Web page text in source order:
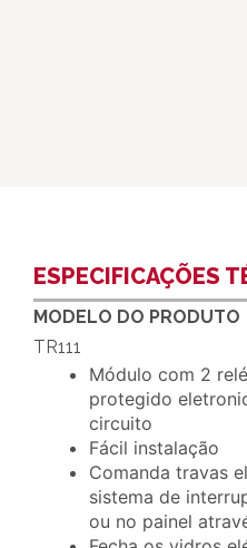
ESPECIFICAÇÕES
MODELO DO PRODUTO
TR111
Módulo com 2
protegido
circuito
Fácil instalação
Comanda travas
sistema de
ou no painel